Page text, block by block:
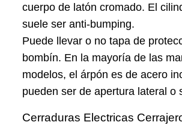
cuerpo de latón cromado. El
suele ser anti-bumping.
Puede llevar o no tapa de
bombín. En la mayoría de las
modelos, el árpón es de acero
pueden ser de apertura lateral o
Cerraduras Electricas